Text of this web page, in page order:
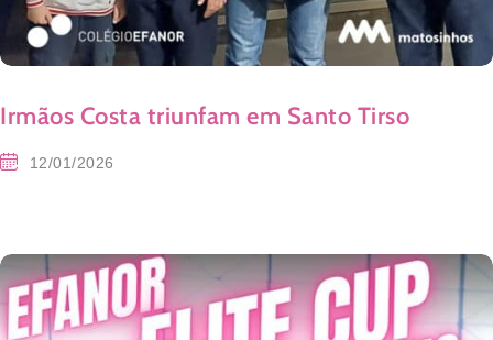
Irmãos Costa triunfam em Santo Tirso
12/01/2026